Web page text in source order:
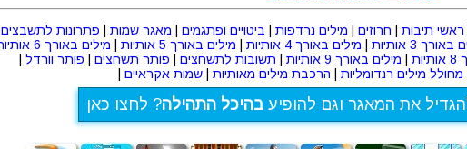
ראשי תיבות חרוזים מילים נרדפות ביטויים ופתגמים מאגר שמות פתרונות לתשבצים
3 אותיות מילים באורך 4 אותיות מילים באורך 5 אותיות מילים באורך 6 אותיות
מילים באורך 9 אותיות תשובות לתשחצים פותר תשחצים פותר וורדל
מחולל מילים רנדומליות הרכבת מילים מאותיות שמות אקראיים
את המאגר וגם להופיעבהיכל התהילה? לחצו כאן